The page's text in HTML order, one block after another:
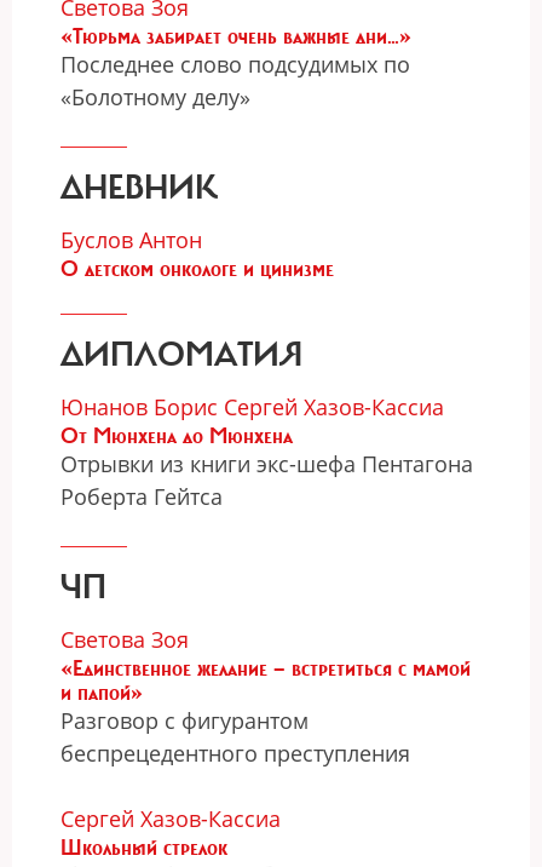
Светова Зоя
«Тюрьма забирает очень важные дни…»
Последнее слово подсудимых по
«Болотному делу»
ДНЕВНИК
Буслов Антон
О детском онкологе и цинизме
ДИПЛОМАТИЯ
Юнанов Борис Сергей Хазов-Кассиа
От Мюнхена до Мюнхена
Отрывки из книги экс-шефа Пентагона
Роберта Гейтса
ЧП
Светова Зоя
«Единственное желание — встретиться с мамой
и папой»
Разговор с фигурантом
беспрецедентного преступления
Сергей Хазов-Кассиа
Школьный стрелок